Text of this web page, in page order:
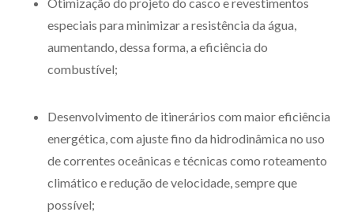
especiais para minimizar a resistência da água,
aumentando, dessa forma, a eficiência do
combustível;
Desenvolvimento de itinerários com maior eficiência
energética, com ajuste fino da hidrodinâmica no uso
de correntes oceânicas e técnicas como roteamento
climático e redução de velocidade, sempre que
possível;